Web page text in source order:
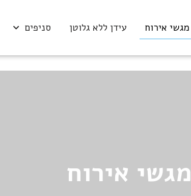
מגשי אירוח עידן ללא גלוטן סניפים
מגשי אירוח